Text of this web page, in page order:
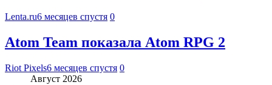
Lenta.ru6 месяцев спустя 0
Atom Team показала Atom RPG 2
Riot Pixels6 месяцев спустя 0
Август 2026